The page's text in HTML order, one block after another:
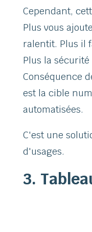
Cependant,
Plus vous
ralentit. Plus il
Plus la
Conséquence
est la cible
automatisées.
C'est une
d'usages.
3.